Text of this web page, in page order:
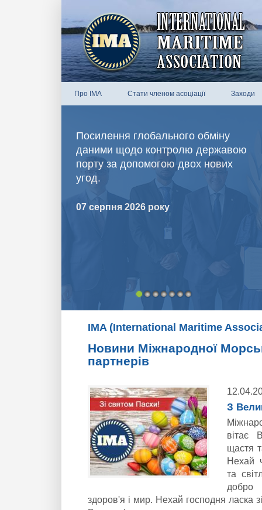
Про IMA Стати членом асоціації Заходи
Посилення глобального обміну
даними щодо контролю державою
порту за допомогою двох нових
угод.
07 серпня 2026 року
IMA (International Maritime
Новини Міжнародної
партнерів
З
вітає
щастя
Нехай
та
здоров'я і мир. Нехай господня ласка